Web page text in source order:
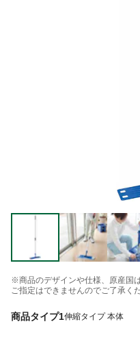
※商品のデザインや仕様、原産国
ご指定はできませんのでご了承くだ
商品タイプ1伸縮タイプ 本体